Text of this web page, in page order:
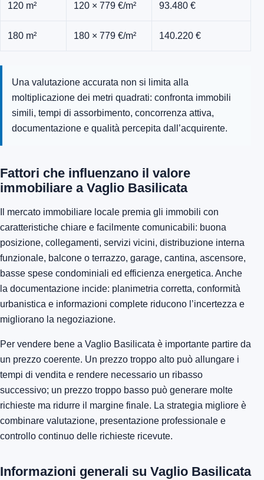
120 m² 120 × 779 €/m² 93.480 €
180 m² 180 × 779 €/m² 140.220 €
Una valutazione accurata non si limita alla
moltiplicazione dei metri quadrati: confronta immobili
simili, tempi di assorbimento, concorrenza attiva,
documentazione e qualità percepita dall’acquirente.
Fattori che influenzano il valore
immobiliare a Vaglio Basilicata
Il mercato immobiliare locale premia gli immobili con
caratteristiche chiare e facilmente comunicabili: buona
posizione, collegamenti, servizi vicini, distribuzione interna
funzionale, balcone o terrazzo, garage, cantina, ascensore,
basse spese condominiali ed efficienza energetica. Anche
la documentazione incide: planimetria corretta, conformità
urbanistica e informazioni complete riducono l’incertezza e
migliorano la negoziazione.
Per vendere bene a Vaglio Basilicata è importante partire da
un prezzo coerente. Un prezzo troppo alto può allungare i
tempi di vendita e rendere necessario un ribasso
successivo; un prezzo troppo basso può generare molte
richieste ma ridurre il margine finale. La strategia migliore è
combinare valutazione, presentazione professionale e
controllo continuo delle richieste ricevute.
Informazioni generali su Vaglio Basilicata